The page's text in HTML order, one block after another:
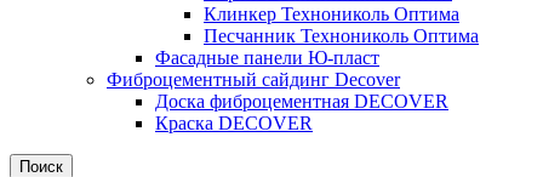
Клинкер Технониколь Оптима
Песчанник Технониколь Оптима
Фасадные панели Ю-пласт
Фиброцементный сайдинг Decover
Доска фиброцементная DECOVER
Краска DECOVER
Поиск